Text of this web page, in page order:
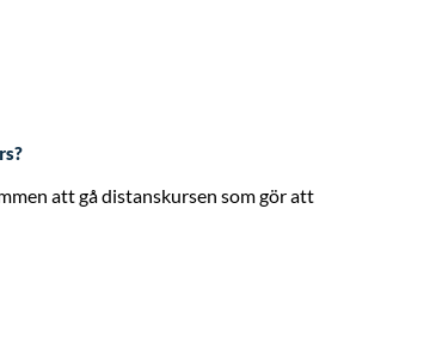
att gå distanskursen som gör att